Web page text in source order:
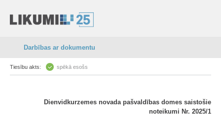
Darbības ar dokumentu
Tiesību akts: spēkā esošs
Dienvidkurzemes novada pašvaldības domes saistošie
noteikumi Nr. 2025/1